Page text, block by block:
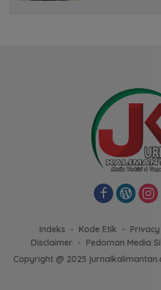
Indeks Kode Etik
Disclaimer
Pedoman Media
Copyright @ 2025